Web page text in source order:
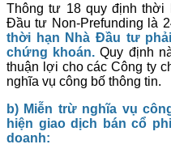
Thông tư 18 quy định thời
Đầu tư Non-Prefunding là
thời hạn Nhà Đầu tư
chứng khoán. Quy định
thuận lợi cho các Công ty
nghĩa vụ công bố thông tin.
b) Miễn trừ nghĩa vụ
hiện giao dịch bán cổ
doanh: